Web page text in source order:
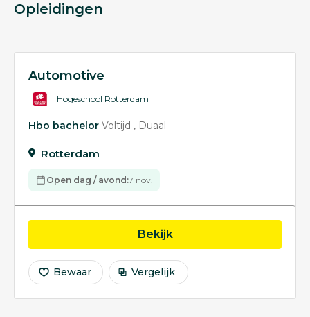
Opleidingen
Automotive
Hogeschool Rotterdam
Hbo bachelor Voltijd Duaal
Rotterdam
Open dag / avond:7 nov.
Bekijkopleiding Automotive
Bewaar Vergelijk